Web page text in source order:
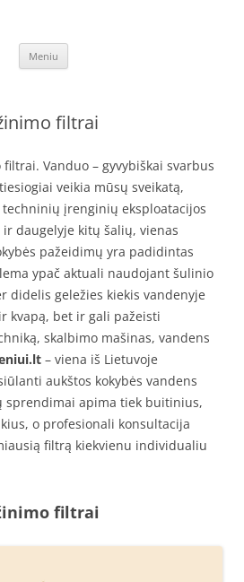
sistemos, geriamo vandens, po kriaukle –
Meniu
filtrai
Vanduo – gyvybiškai svarbus
veikia mūsų sveikatą,
įrenginių eksploatacijos
daugelyje kitų šalių, vienas
pažeidimų yra padidintas
ypač aktuali naudojant šulinio
didelis geležies kiekis vandenyje
kvapą, bet ir gali pažeisti
skalbimo mašinas, vandens
– viena iš Lietuvoje
aukštos kokybės vandens
sprendimai apima tiek buitinius,
o profesionali konsultacija
filtrą kiekvienu individualiu
filtrai